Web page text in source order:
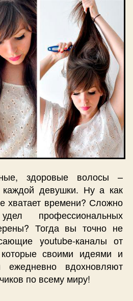
здоровые волосы –
девушки. Ну а как
хватает времени? Сложно
профессиональных
Тогда вы точно не
youtube-каналы от
своими идеями и
ежедневно вдохновляют
по всему миру!